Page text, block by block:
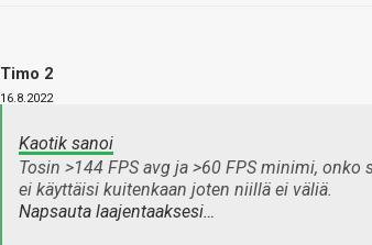
Timo 2
16.8.2022
Kaotik sanoi
Tosin >144 FPS avg ja >60 FPS minimi,
ei käyttäisi kuitenkaan joten niillä ei väliä.
Napsauta laajentaaksesi…